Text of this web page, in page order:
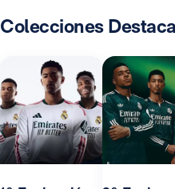
Colecciones